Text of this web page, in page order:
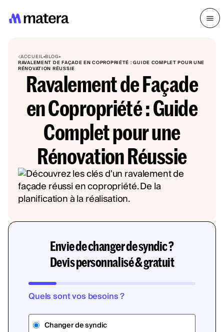
ACCUEILBLOG
RAVALEMENT DE FAÇADE EN COPROPRIÉTÉ : GUIDE COMPLET POUR UNE
RÉNOVATION RÉUSSIE
Ravalement de Façade
en Copropriété : Guide
Complet pour une
Rénovation Réussie
Envie de changer de syndic ?
Devis personnalisé & gratuit
Quels sont vos besoins ?
Changer de syndic